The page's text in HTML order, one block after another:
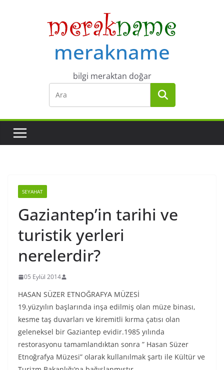
merakname
bilgi meraktan doğar
SEYAHAT
Gaziantep’in tarihi ve
turistik yerleri
nerelerdir?
05 Eylül 2014
HASAN SÜZER ETNOĞRAFYA MÜZESİ
19.yüzyılın başlarında inşa edilmiş olan müze binası,
kesme taş duvarları ve kiremitli kırma çatısı olan
geleneksel bir Gaziantep evidir.1985 yılında
restorasyonu tamamlandıktan sonra ” Hasan Süzer
Etnoğrafya Müzesi” olarak kullanılmak şartı ile Kültür ve